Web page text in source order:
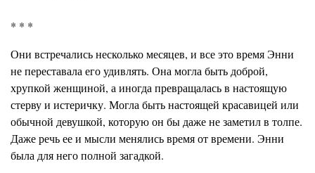
* * *
Они встречались несколько месяцев, и все это время Энни
не переставала его удивлять. Она могла быть доброй,
хрупкой женщиной, а иногда превращалась в настоящую
стерву и истеричку. Могла быть настоящей красавицей или
обычной девушкой, которую он бы даже не заметил в толпе.
Даже речь ее и мысли менялись время от времени. Энни
была для него полной загадкой.